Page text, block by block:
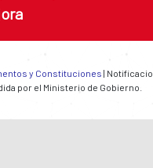
y Constituciones |
por el Ministerio de Gobierno.